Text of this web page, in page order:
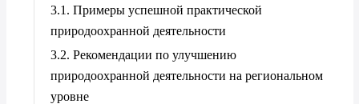
3.1. Примеры успешной практической
природоохранной деятельности
3.2. Рекомендации по улучшению
природоохранной деятельности на региональном
уровне